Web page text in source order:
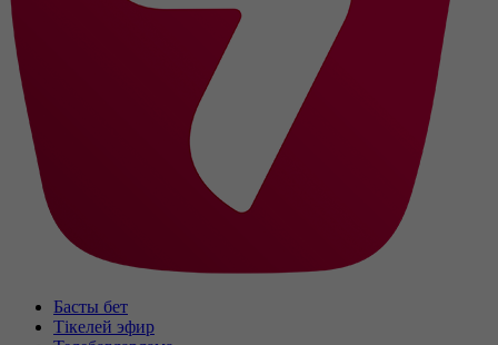
Басты бет
Тікелей эфир